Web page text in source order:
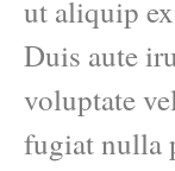
ut aliquip
Duis aute
voluptate
fugiat nulla